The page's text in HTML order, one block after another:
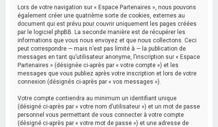
Lors de votre navigation sur « Espace Partenaires », nous pouvons
également créer une quatrième sorte de cookies, externes au
document qui est prévu pour couvrir uniquement les pages créées
par le logiciel phpBB. La seconde manière est de récupérer les
informations que vous nous envoyez et que nous collectons. Ceci
peut correspondre — mais n’est pas limité à — la publication de
messages en tant qu’utilisateur anonyme, l’inscription sur « Espace
Partenaires » (désignée ci-après par « votre compte ») et les
messages que vous publiez après votre inscription et lors de votre
connexion (désignés ci-après par « vos messages »).
Votre compte contiendra au minimum un identifiant unique
(désigné ci-après par « votre nom d’utilisateur ») et un mot de passe
personnel vous permettant de vous connecter à votre compte
(désigné ci-après par « votre mot de passe ») et une adresse de